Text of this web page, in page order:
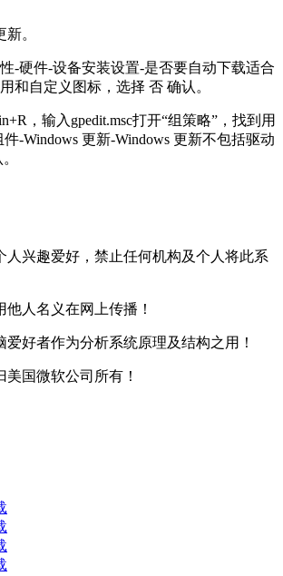
。
-硬件-设备安装设置-是否要自动下载适合
和自定义图标，选择 否 确认。
，输入gpedit.msc打开“组策略”，找到用
件-Windows 更新-Windows 更新不包括驱动
人兴趣爱好，禁止任何机构及个人将此系
他人名义在网上传播！
爱好者作为分析系统原理及结构之用！
国微软公司所有！